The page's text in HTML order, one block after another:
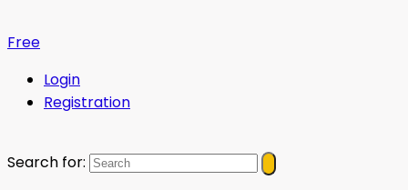
Free
Login
Registration
Search for: